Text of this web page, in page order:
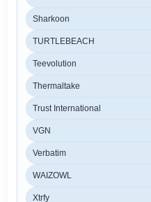
Sharkoon
TURTLEBEACH
Teevolution
Thermaltake
Trust International
VGN
Verbatim
WAIZOWL
Xtrfy